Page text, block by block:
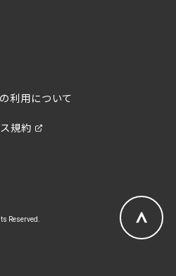
利用について
規約
Reserved.